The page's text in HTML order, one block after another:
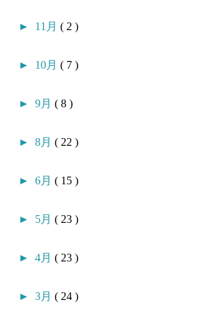
► 11月 ( 2 )
► 10月 ( 7 )
► 9月 ( 8 )
► 8月 ( 22 )
► 6月 ( 15 )
► 5月 ( 23 )
► 4月 ( 23 )
► 3月 ( 24 )